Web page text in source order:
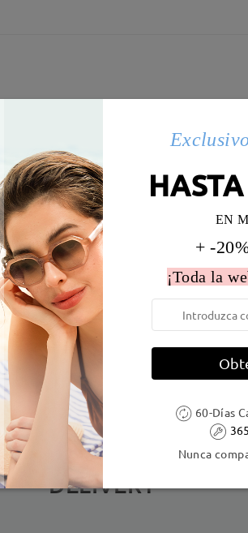
mm Medio) Diametro de lentes: 55
Material de la montura:
DELIVERY
EN
+ -
¡Toda la
60-Días
Nunca